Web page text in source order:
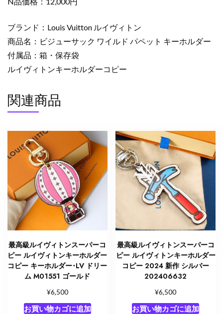
ワ
イ
ル
ド
パ
ッ
ト
ー
ル
2633600
ル
イ
ヴ
ト
ン
ブランド：Louis Vuitton ルイヴィトン
商品名：ビジューサック ワイルド パペット キーホルダー
付属品：箱・保存袋
ルイヴィトンキーホルダーコピー
関連商品
最高級ルイヴィトンスーパーコ
ピー ルイヴィトンキーホルダー
コピー キーホルダー･LV ドリー
ム M01551 ゴールド
¥6,500
お買い物カゴに追加
最高級ルイヴィトンスーパーコ
ピー ルイヴィトンキーホルダー
コピー 2024 新作 シルバー
202406632
¥6,500
お買い物カゴに追加